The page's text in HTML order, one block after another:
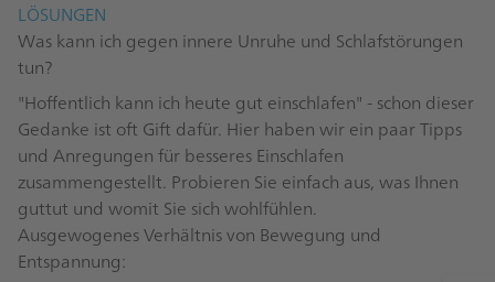
LÖSUNGEN
Was kann ich gegen innere Unruhe und Schlafstörungen
tun?
"Hoffentlich kann ich heute gut einschlafen" - schon dieser
Gedanke ist oft Gift dafür. Hier haben wir ein paar Tipps
und Anregungen für besseres Einschlafen
zusammengestellt. Probieren Sie einfach aus, was Ihnen
guttut und womit Sie sich wohlfühlen.
Ausgewogenes Verhältnis von Bewegung und
Entspannung: